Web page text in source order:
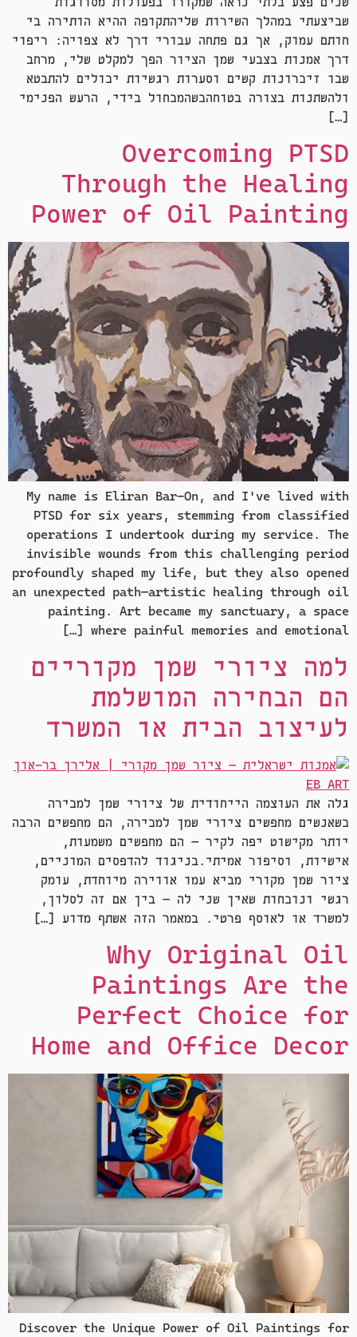
שביצעתי במהלך השירות שליהתקופה ההיא הותירה בי
חותם עמוק, אך גם פתחה עבורי דרך לא צפויה: ריפוי
דרך אמנות בצבעי שמן הציור הפך למקלט שלי, מרחב
שבו זיכרונות קשים וסערות רגשיות יכולים להתבטא
ולהשתנות בצורה בטוחהכשהמכחול בידי, הרעש הפנימי
[…]
Overcoming PTSD
Through the Healing
Power of Oil Painting
My name is Eliran Bar-On, and I've lived with
PTSD for six years, stemming from classified
operations I undertook during my service. The
invisible wounds from this challenging period
profoundly shaped my life, but they also opened
an unexpected path—artistic healing through oil
painting. Art became my sanctuary, a space
where painful memories and emotional […]
למה ציורי שמן מקוריים
הם הבחירה המושלמת
לעיצוב הבית או המשרד
גלה את העוצמה הייחודית של ציורי שמן למכירה
כשאנשים מחפשים ציורי שמן למכירה, הם מחפשים הרבה
יותר מקישוט יפה לקיר — הם מחפשים משמעות,
אישיות, וסיפור אמיתי.בניגוד להדפסים המוניים,
ציור שמן מקורי מביא עמו אווירה מיוחדת, עומק
רגשי ונוכחות שאין שני לה — בין אם זה לסלון,
למשרד או לאוסף פרטי. במאמר הזה אשתף מדוע […]
Why Original Oil
Paintings Are the
Perfect Choice for
Home and Office Decor
Discover the Unique Power of Oil Paintings for